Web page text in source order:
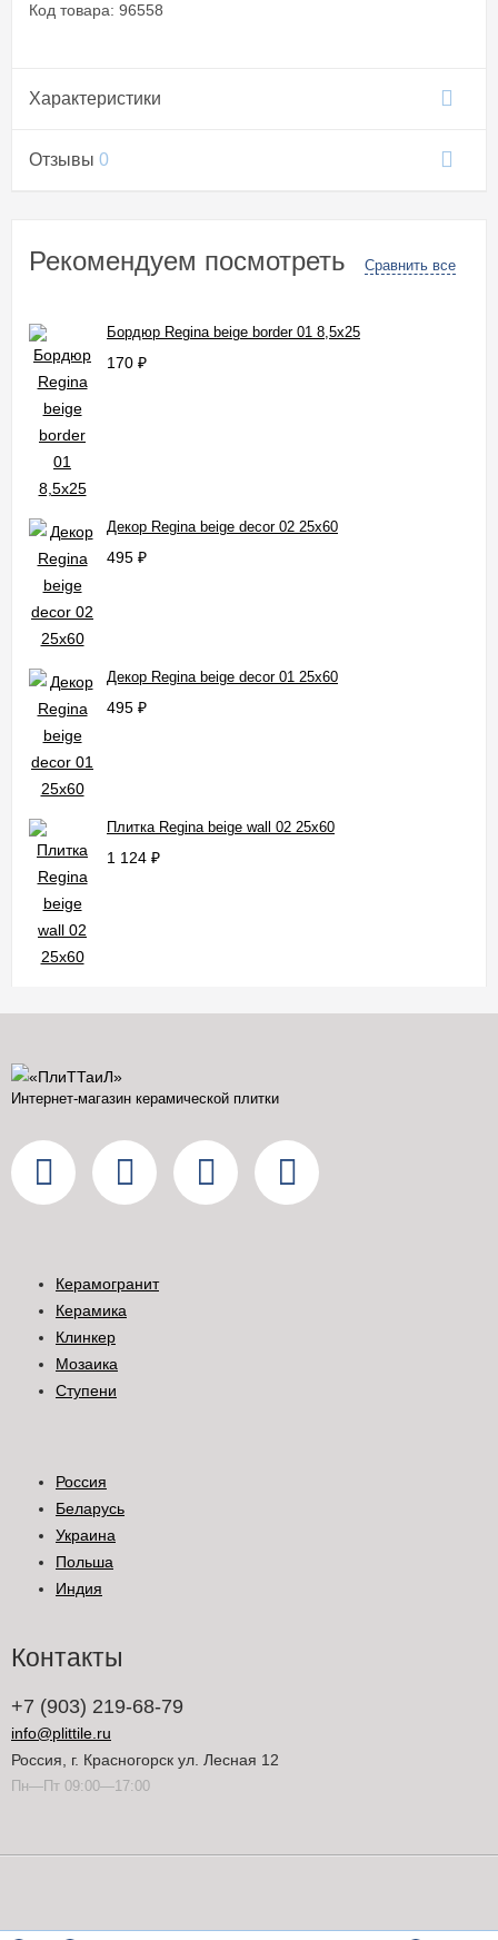
Код товара: 96558
Характеристики
Отзывы 0
Рекомендуем посмотреть Сравнить все
Бордюр Regina beige border 01 8,5x25
170 ₽
Декор Regina beige decor 02 25x60
495 ₽
Декор Regina beige decor 01 25x60
495 ₽
Плитка Regina beige wall 02 25x60
1 124 ₽
Интернет-магазин керамической плитки
Керамогранит
Керамика
Клинкер
Мозаика
Ступени
Россия
Беларусь
Украина
Польша
Индия
Контакты
+7 (903) 219-68-79
info@plittile.ru
Россия, г. Красногорск ул. Лесная 12
Пн—Пт 09:00—17:00